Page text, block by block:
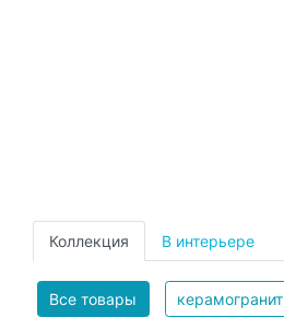
Коллекция В интерьере
Все товары керамогранит